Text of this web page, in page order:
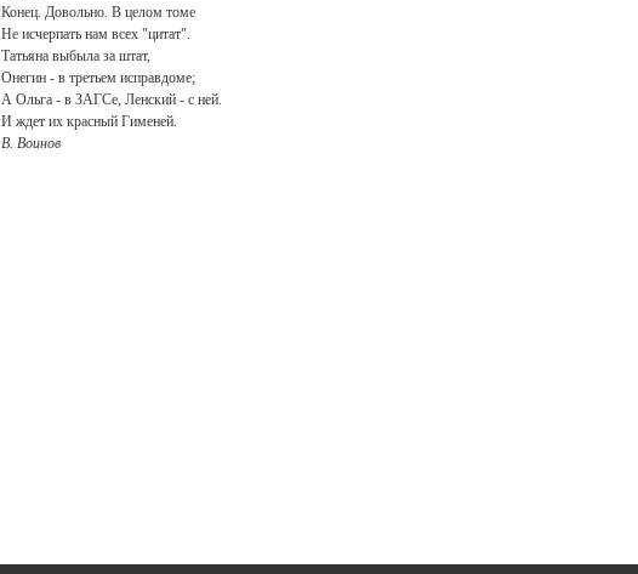
Конец. Довольно. В целом томе
Не исчерпать нам всех "цитат".
Татьяна выбыла за штат,
Онегин - в третьем исправдоме;
А Ольга - в ЗАГСе, Ленский - с ней.
И ждет их красный Гименей.
В. Воинов